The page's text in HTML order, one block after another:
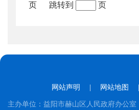
页
跳转到 页
网站声明 网站地图
主办单位：益阳市赫山区人民政府办公